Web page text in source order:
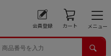
会員登録 カート メニュー